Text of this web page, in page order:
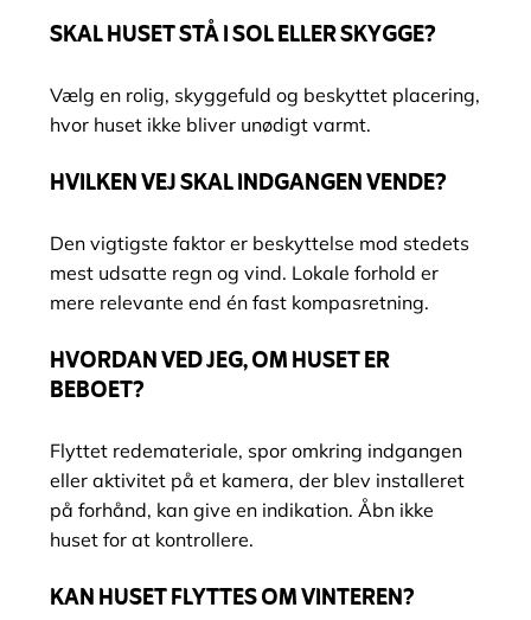
SKAL HUSET STÅ I SOL ELLER SKYGGE?
Vælg en rolig, skyggefuld og beskyttet placering,
hvor huset ikke bliver unødigt varmt.
HVILKEN VEJ SKAL INDGANGEN VENDE?
Den vigtigste faktor er beskyttelse mod stedets
mest udsatte regn og vind. Lokale forhold er
mere relevante end én fast kompasretning.
HVORDAN VED JEG, OM HUSET ER
BEBOET?
Flyttet redemateriale, spor omkring indgangen
eller aktivitet på et kamera, der blev installeret
på forhånd, kan give en indikation. Åbn ikke
huset for at kontrollere.
KAN HUSET FLYTTES OM VINTEREN?